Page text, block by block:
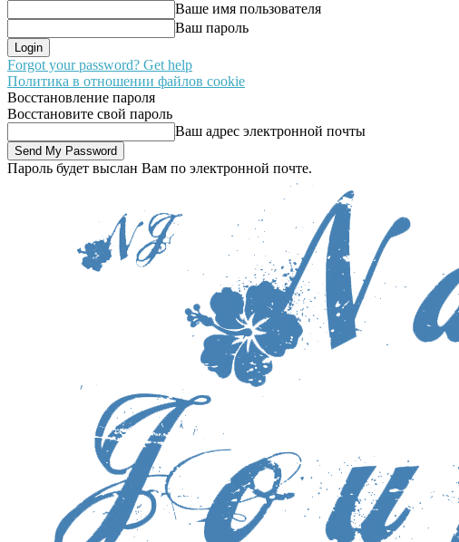
Ваше имя пользователя
Ваш пароль
Forgot your password? Get help
Политика в отношении файлов cookie
Восстановление пароля
Восстановите свой пароль
Ваш адрес электронной почты
Пароль будет выслан Вам по электронной почте.